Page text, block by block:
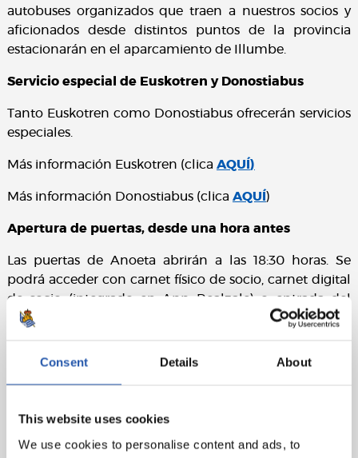
Consent Details About
This website uses cookies
We use cookies to personalise content and ads, to
autobuses organizados que traen a nuestros socios y
aficionados desde distintos puntos de la provincia
estacionarán en el aparcamiento de Illumbe.
Servicio especial de Euskotren y Donostiabus
Tanto Euskotren como Donostiabus ofrecerán servicios
especiales.
Más información Euskotren (clica AQUÍ )
Más información Donostiabus (clica AQUÍ )
Apertura de puertas, desde una hora antes
Las puertas de Anoeta abrirán a las 18:30 horas. Se
podrá acceder con carnet físico de socio, carnet digital
de socio (integrado en App Realzale) o entrada del
partido.
Las taquillas ubicadas junto a la oficina de atención al
estarán operativas desde las 17:30 horas. Al haberse
agotado las entradas de tribuna, la disponibilidad de